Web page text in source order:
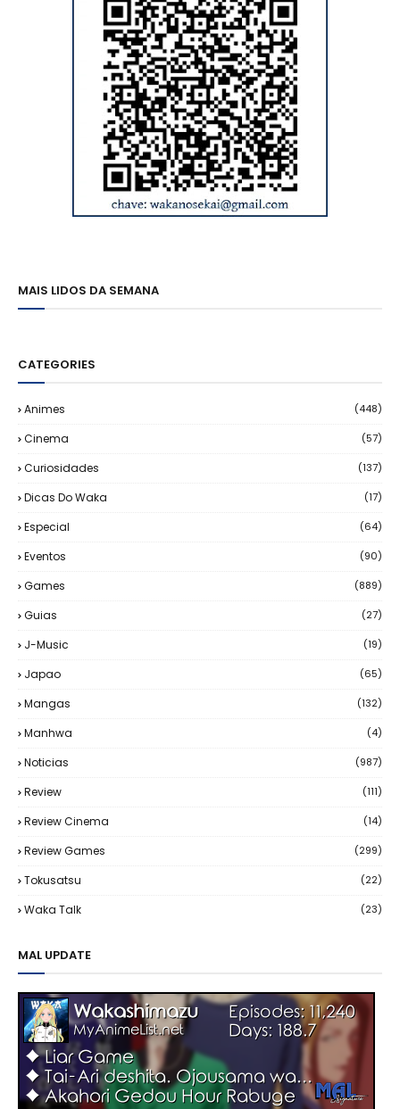
MAIS LIDOS DA SEMANA
CATEGORIES
Animes (448)
Cinema (57)
Curiosidades (137)
Dicas Do Waka (17)
Especial (64)
Eventos (90)
Games (889)
Guias (27)
J-Music (19)
Japao (65)
Mangas (132)
Manhwa (4)
Noticias (987)
Review (111)
Review Cinema (14)
Review Games (299)
Tokusatsu (22)
Waka Talk (23)
MAL UPDATE